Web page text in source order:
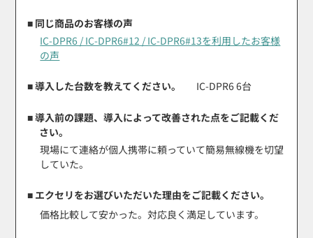
■ 同じ商品のお客様の声
IC-DPR6 / IC-DPR6#12 / IC-DPR6#13を利用したお客様
の声
■ 導入した台数を教えてください。 IC-DPR6 6台
■ 導入前の課題、導入によって改善された点をご記載くだ
さい。
現場にて連絡が個人携帯に頼っていて簡易無線機を切望
していた。
■ エクセリをお選びいただいた理由をご記載ください。
価格比較して安かった。対応良く満足しています。